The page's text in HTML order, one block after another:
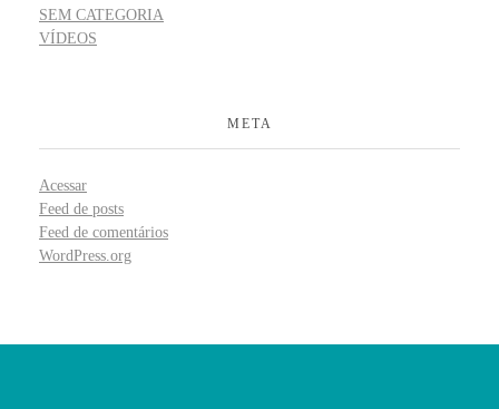
SEM CATEGORIA
VÍDEOS
META
Acessar
Feed de posts
Feed de comentários
WordPress.org